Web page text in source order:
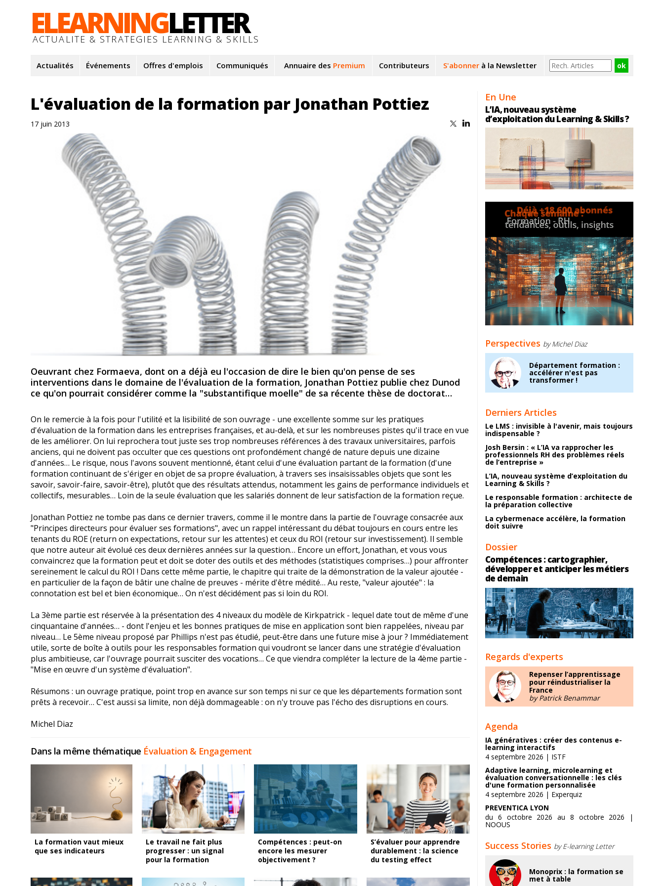
ELEARNINGLETTER
ACTUALITE & STRATEGIES LEARNING & SKILLS
Actualités Événements Offres d'emplois Communiqués Annuaire des Premium Contributeurs S'abonner à la Newsletter
L'évaluation de la formation par Jonathan Pottiez
17 juin 2013
Oeuvrant chez Formaeva, dont on a déjà eu l'occasion de dire le bien qu'on pense de ses
interventions dans le domaine de l'évaluation de la formation, Jonathan Pottiez publie chez Dunod
ce qu'on pourrait considérer comme la "substantifique moelle" de sa récente thèse de doctorat
On le remercie à la fois pour l'utilité et la lisibilité de son ouvrage - une excellente somme sur les pratiques
d'évaluation de la formation dans les entreprises françaises, et au-delà, et sur les nombreuses pistes qu'il trace en vue
de les améliorer. On lui reprochera tout juste ses trop nombreuses références à des travaux universitaires, parfois
anciens, qui ne doivent pas occulter que ces questions ont profondément changé de nature depuis une dizaine
d'années… Le risque, nous l'avons souvent mentionné, étant celui d'une évaluation partant de la formation (d'une
formation continuant de s'ériger en objet de sa propre évaluation, à travers ses insaisissables objets que sont les
savoir, savoir-faire, savoir-être), plutôt que des résultats attendus, notamment les gains de performance individuels et
collectifs, mesurables… Loin de la seule évaluation que les salariés donnent de leur satisfaction de la formation reçue.
Jonathan Pottiez ne tombe pas dans ce dernier travers, comme il le montre dans la partie de l'ouvrage consacrée aux
"Principes directeurs pour évaluer ses formations", avec un rappel intéressant du débat toujours en cours entre les
tenants du ROE (return on expectations, retour sur les attentes) et ceux du ROI (retour sur investissement). Il semble
que notre auteur ait évolué ces deux dernières années sur la question… Encore un effort, Jonathan, et vous vous
convaincrez que la formation peut et doit se doter des outils et des méthodes (statistiques comprises…) pour affronter
sereinement le calcul du ROI ! Dans cette même partie, le chapitre qui traite de la démonstration de la valeur ajoutée -
en particulier de la façon de bâtir une chaîne de preuves - mérite d'être médité… Au reste, "valeur ajoutée" : la
connotation est bel et bien économique… On n'est décidément pas si loin du ROI.
La 3ème partie est réservée à la présentation des 4 niveaux du modèle de Kirkpatrick - lequel date tout de même d'une
cinquantaine d'années… - dont l'enjeu et les bonnes pratiques de mise en application sont bien rappelées, niveau par
niveau… Le 5ème niveau proposé par Phillips n'est pas étudié, peut-être dans une future mise à jour ? Immédiatement
utile, sorte de boîte à outils pour les responsables formation qui voudront se lancer dans une stratégie d'évaluation
plus ambitieuse, car l'ouvrage pourrait susciter des vocations… Ce que viendra compléter la lecture de la 4ème partie -
"Mise en œuvre d'un système d'évaluation".
Résumons : un ouvrage pratique, point trop en avance sur son temps ni sur ce que les départements formation sont
prêts à recevoir… C'est aussi sa limite, non déjà dommageable : on n'y trouve pas l'écho des disruptions en cours.
Michel Diaz
Dans la même thématique Évaluation & Engagement
La formation vaut mieux
que ses indicateurs
Le travail ne fait plus
progresser : un signal
pour la formation
Compétences : peut-on
encore les mesurer
objectivement ?
S’évaluer pour apprendre
durablement : la science
du testing effect
En Une
L’IA, nouveau système
d’exploitation du Learning & Skills ?
Perspectives by Michel Diaz
Département formation :
accélérer n'est pas
transformer !
Derniers Articles
Le LMS : invisible à l'avenir, mais toujours
indispensable ?
Josh Bersin : « L’IA va rapprocher les
professionnels RH des problèmes réels
de l’entreprise »
L’IA, nouveau système d’exploitation du
Learning & Skills ?
Le responsable formation : architecte de
la préparation collective
La cybermenace accélère, la formation
doit suivre
Dossier
Compétences : cartographier,
développer et anticiper les métiers
de demain
Regards d'experts
Repenser l’apprentissage
pour réindustrialiser la
France
by Patrick Benammar
Agenda
IA génératives : créer des contenus e-
learning interactifs
4 septembre 2026 | ISTF
Adaptive learning, microlearning et
évaluation conversationnelle : les clés
d'une formation personnalisée
4 septembre 2026 | Experquiz
PREVENTICA LYON
du 6 octobre 2026 au 8 octobre 2026 |
NOOUS
Success Stories by E-learning Letter
Monoprix : la formation se
met à table